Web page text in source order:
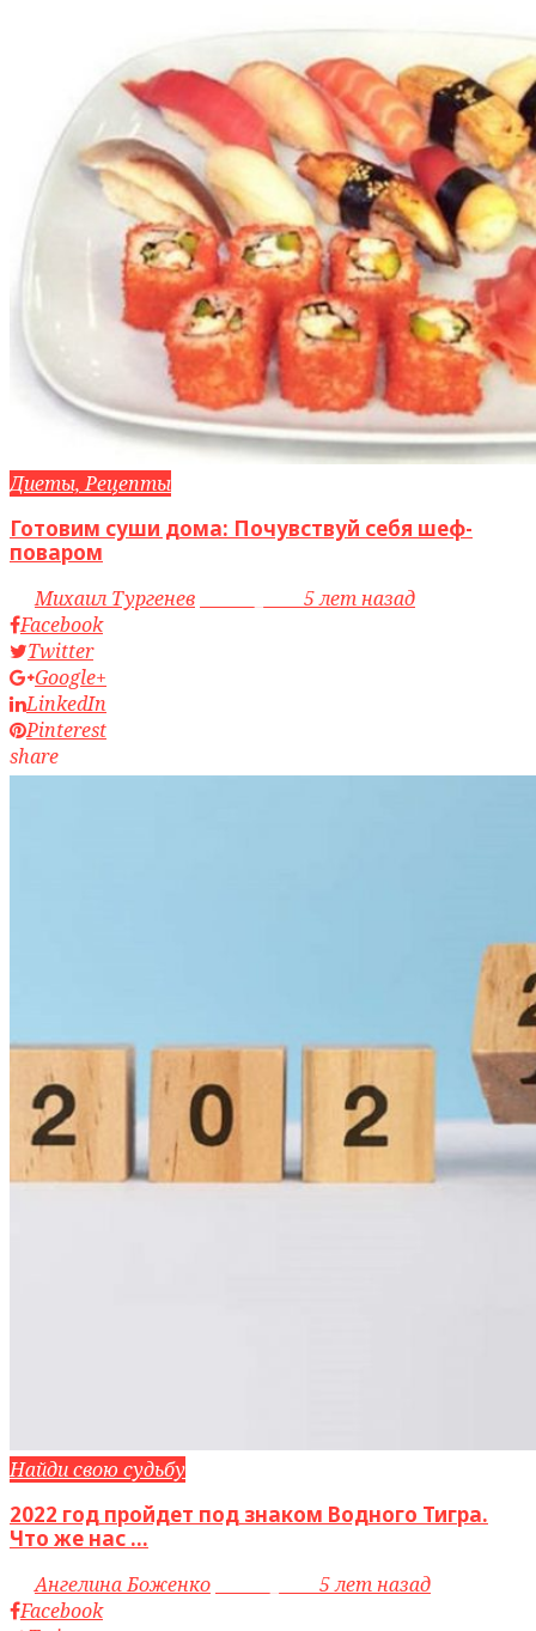
Диеты, Рецепты
Готовим суши дома: Почувствуй себя шеф-
поваром
byМихаил Тургенев
5 лет назад
Facebook
Twitter
Google+
LinkedIn
Pinterest
share
Найди свою судьбу
2022 год пройдет под знаком Водного Тигра.
Что же нас ...
byАнгелина Боженко
5 лет назад
Facebook